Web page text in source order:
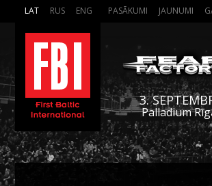
LAT RUS ENG PASĀKUMI JAUNUMI
3.
Palladium